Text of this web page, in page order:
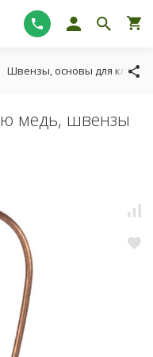
Швензы, основы для клипс
медь, швензы